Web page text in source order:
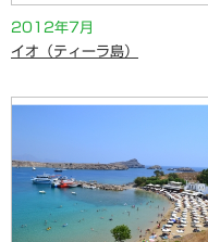
2012年7月
イオ（ティーラ島）